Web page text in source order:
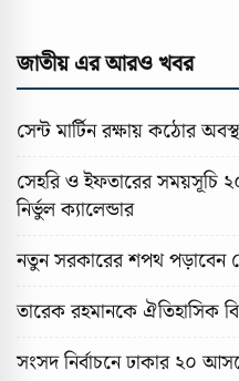
জাতীয় এর আরও খবর
সেন্ট মার্টিন রক্ষায় কঠোর
সেহরি ও ইফতারের সময়সূচি
নির্ভুল ক্যালেন্ডার
নতুন সরকারের শপথ পড়াবেন
তারেক রহমানকে ঐতিহাসিক
সংসদ নির্বাচনে ঢাকার ২০